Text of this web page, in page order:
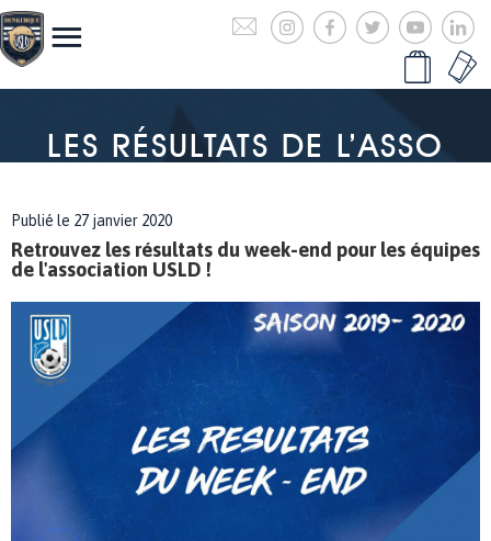
LES RÉSULTATS DE L’ASSO
Publié le 27 janvier 2020
Retrouvez les résultats du week-end pour les équipes
de l'association USLD !